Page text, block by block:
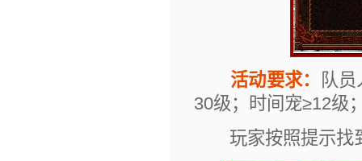
活动要求：
队
30级；时间宠≥12级
玩家按照提示找